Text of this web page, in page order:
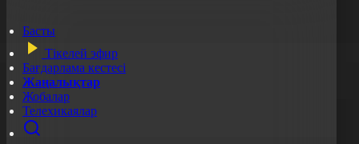
Басты
Тікелей эфир
Бағдарлама кестесі
Жаңалықтар
Жобалар
Телехикаялар